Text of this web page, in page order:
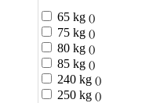
65 kg ()
75 kg ()
80 kg ()
85 kg ()
240 kg ()
250 kg ()